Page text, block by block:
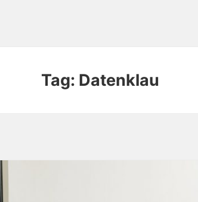
Tag: Datenklau